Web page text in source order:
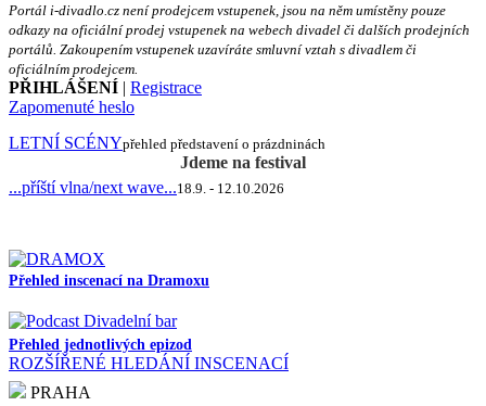
Portál i-divadlo.cz není prodejcem vstupenek, jsou na něm umístěny pouze
odkazy na oficiální prodej vstupenek na webech divadel či dalších prodejních
portálů. Zakoupením vstupenek uzavíráte smluvní vztah s divadlem či
oficiálním prodejcem.
PŘIHLÁŠENÍ | Registrace
Zapomenuté heslo
LETNÍ SCÉNYpřehled představení o prázdninách
Jdeme na festival
...příští vlna/next wave...18.9. - 12.10.2026
Přehled inscenací na Dramoxu
Přehled jednotlivých epizod
ROZŠÍŘENÉ HLEDÁNÍ INSCENACÍ
PRAHA